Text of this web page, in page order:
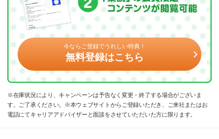
今ならご登録でうれしい特典！
無料登録はこちら
※在庫状況により、キャンペーンは予告なく変更・終了する場合がございま
す。ご了承ください。※本ウェブサイトからご登録いただき、ご来社またはお
電話にてキャリアアドバイザーと面談をさせていただいた方に限ります。